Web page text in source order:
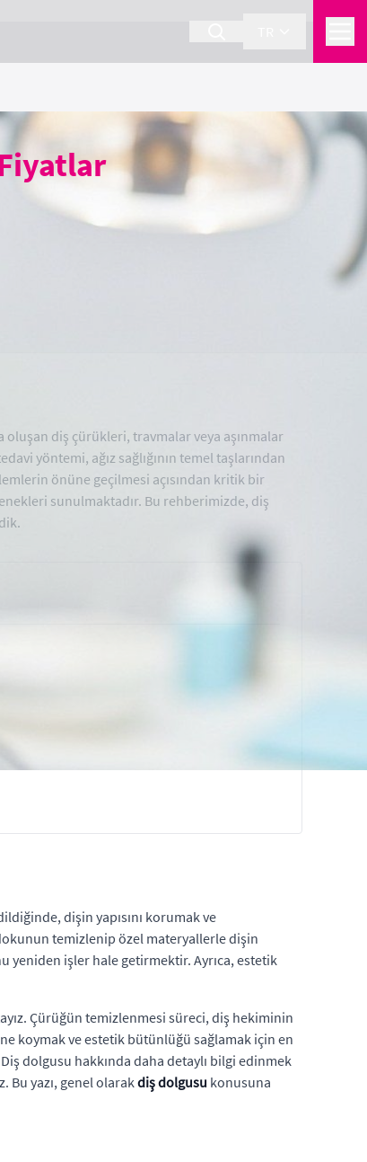
oluşan diş çürükleri, travmalar veya aşınmalar
yöntemi, ağız sağlığının temel taşlarından
önüne geçilmesi açısından kritik bir
sunulmaktadır. Bu rehberimizde, diş
dişin yapısını korumak ve
temizlenip özel materyallerle dişin
işler hale getirmektir. Ayrıca, estetik
Çürüğün temizlenmesi süreci, diş hekiminin
koymak ve estetik bütünlüğü sağlamak için en
dolgusu hakkında daha detaylı bilgi edinmek
Bu yazı, genel olarakdiş dolgusu konusuna